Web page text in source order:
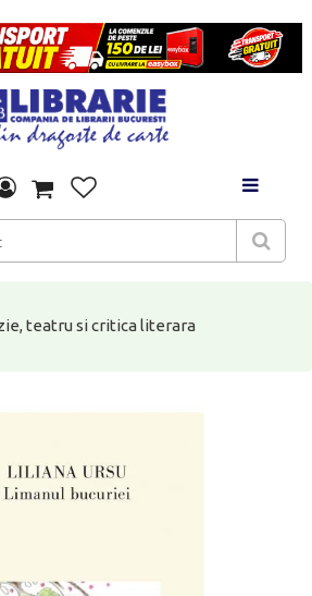
teatru si critica literara